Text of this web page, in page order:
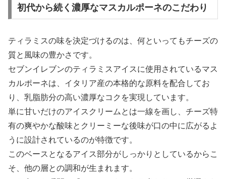
初代から続く濃厚なマスカルポーネのこだわり
ティラミスの味を決定づけるのは、何といってもチーズの
質と風味の豊かさです。
セブンイレブンのティラミスアイスに使用されているマス
カルポーネは、イタリア産の本格的な原料を配合してお
り、乳脂肪分の高い濃厚なコクを実現しています。
単に甘いだけのアイスクリームとは一線を画し、チーズ特
有の爽やかな酸味とクリーミーな後味が口の中に広がるよ
うに設計されているのが特徴です。
このベースとなるアイス部分がしっかりとしているからこ
そ、他の層との調和が生まれます。